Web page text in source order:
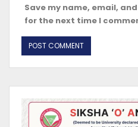
Save my name, email,
for the next time I